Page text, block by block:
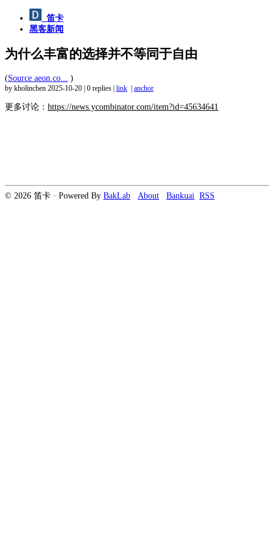
笛卡
黑客新闻
为什么丰富的选择并不等同于自由
(Source aeon.co... )
by kholinchen 2025-10-20 0 replies link anchor
更多讨论： https://news.ycombinator.com/item?id=45634641
© 2026 笛卡 · Powered By BakLab About Bankuai RSS